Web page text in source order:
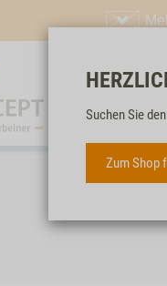
Suchen Sie
Zum Shop